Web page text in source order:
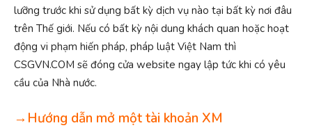
lưỡng trước khi sử dụng bất kỳ dịch vụ nào tại bất kỳ nơi đâu
trên Thế giới. Nếu có bất kỳ nội dung khách quan hoặc hoạt
động vi phạm hiến pháp, pháp luật Việt Nam thì
CSGVN.COM sẽ đóng cửa website ngay lập tức khi có yêu
cầu của Nhà nước.
→Hướng dẫn mở một tài khoản XM